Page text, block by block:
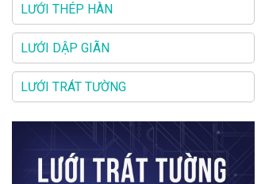
LƯỚI THÉP HÀN
LƯỚI DẬP GIÃN
LƯỚI TRÁT TƯỜNG